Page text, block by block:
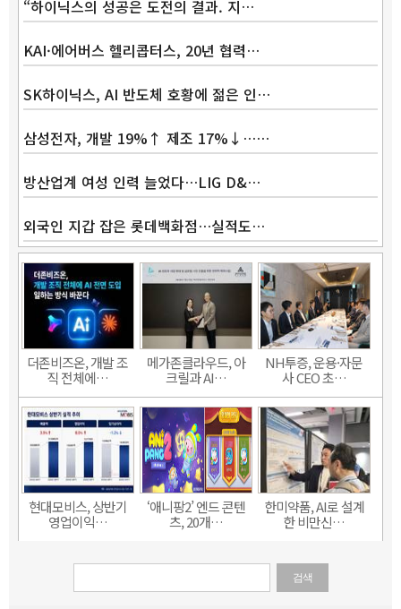
“하이닉스의 성공은 도전의 결과. 지…
KAI·에어버스 헬리콥터스, 20년 협력…
SK하이닉스, AI 반도체 호황에 젊은 인…
삼성전자, 개발 19%↑ 제조 17%↓……
방산업계 여성 인력 늘었다…LIG D&…
외국인 지갑 잡은 롯데백화점…실적도…
더존비즈온, 개발 조
직 전체에…
메가존클라우드, 아
크릴과 AI…
NH투증, 운용·자문
사 CEO 초…
현대모비스, 상반기
영업이익…
‘애니팡2’ 엔드 콘텐
츠, 20개…
한미약품, AI로 설계
한 비만신…
검색